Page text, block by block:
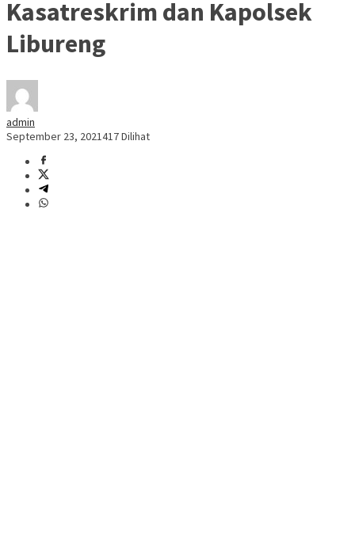
Kasatreskrim dan Kapolsek
Libureng
admin
September 23, 2021417 Dilihat